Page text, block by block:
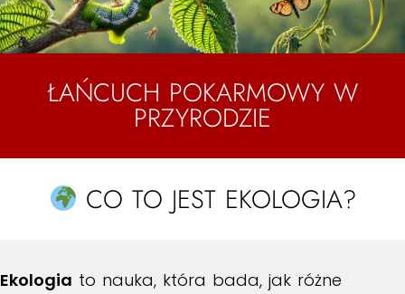
ŁAŃCUCH POKARMOWY W
PRZYRODZIE
CO TO JEST EKOLOGIA?
Ekologia to nauka, która bada, jak różne